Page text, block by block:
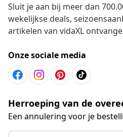
Sluit je aan bij meer dan
wekelijkse deals,
artikelen van vidaXL
Onze sociale media
Herroeping van de
Een annulering voor je